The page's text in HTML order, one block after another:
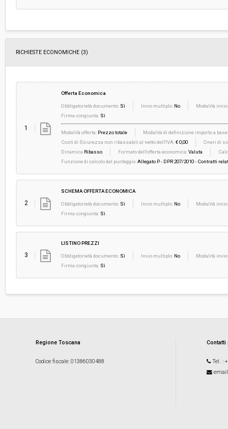
RICHIESTE ECONOMICHE (3)
1
Offerta Economica
Obbligatorietà documento: Sì Invio multiplo: No
Modalità
Firma congiunta: Sì
Modalità offerta: Prezzo totale
Modalità di definizione importo a base
Costi di Sicurezza non ribassabili al netto dell'IVA:€ 0,00
Oneri di
Dinamica Ribasso Formato dell'offerta economica:Valuta
Funzione di calcolo del punteggio:Allegato P - DPR 207/2010 - Contratti
2
SCHEMA OFFERTA ECONOMICA
Obbligatorietà documento: Sì Invio multiplo: No
Modalità
Firma congiunta: Sì
3
LISTINO PREZZI
Obbligatorietà documento: Sì Invio multiplo: No
Modalità
Firma congiunta: Sì
Regione Toscana
Codice fiscale: 01386030488 Tel. :
email